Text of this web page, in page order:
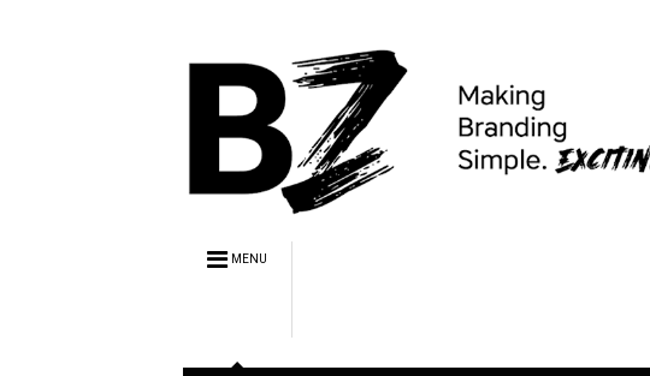
MENU